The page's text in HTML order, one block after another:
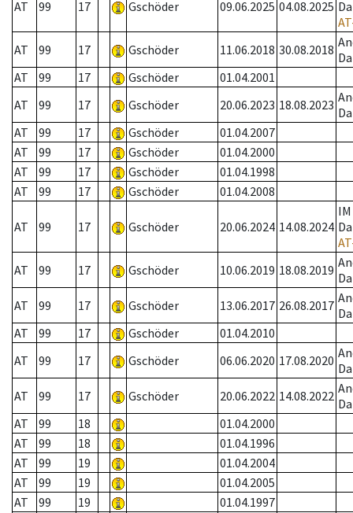
AT 99 17 Gschöder 09.06.2025 04.08.2025
AT
99 17 Gschöder 11.06.2018 30.08.2018
AT
99 17 Gschöder
01.04.2001
AT
99 17 Gschöder 20.06.2023 18.08.2023
AT
99 17 Gschöder
01.04.2007
AT
99 17 Gschöder
01.04.2000
AT
99 17 Gschöder
01.04.1998
AT
99 17 Gschöder 01.04.2008
AT 99 17 Gschöder 20.06.2024 14.08.2024
AT
99 17 Gschöder 10.06.2019 18.08.2019
AT
99 17 Gschöder 13.06.2017 26.08.2017
AT
99 17 Gschöder
01.04.2010
AT
99 17 Gschöder 06.06.2020 17.08.2020
AT
99 17 Gschöder 20.06.2022 14.08.2022
AT
99 18
01.04.2000
AT
99 18
01.04.1996
AT
99 19
01.04.2004
AT
99 19
01.04.2005
AT
99 19
01.04.1997